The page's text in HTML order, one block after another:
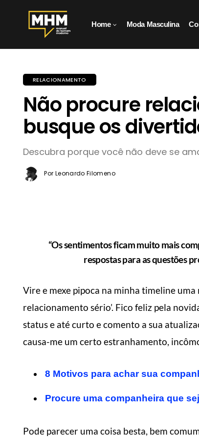
Home Moda Masculina
RELACIONAMENTO
Não procure
busque os
Descubra porque você não deve se
Por Leonardo Filomeno
“Os sentimentos ficam muito mais
respostas para as questões
Vire e mexe pipoca na minha timeline
relacionamento sério’. Fico feliz pela
status e até curto e comento a sua
causa-me um certo estranhamento,
8 Motivos para achar sua
Procure uma companheira que
Pode parecer uma coisa besta, bem